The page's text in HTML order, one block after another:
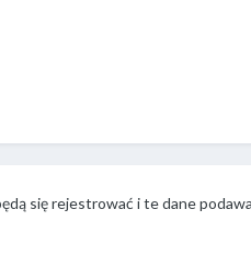
się rejestrować i te dane